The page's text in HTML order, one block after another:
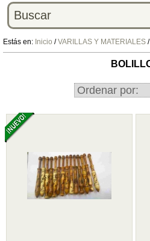
Estás en: Inicio /VARILLAS Y MATERIALES /